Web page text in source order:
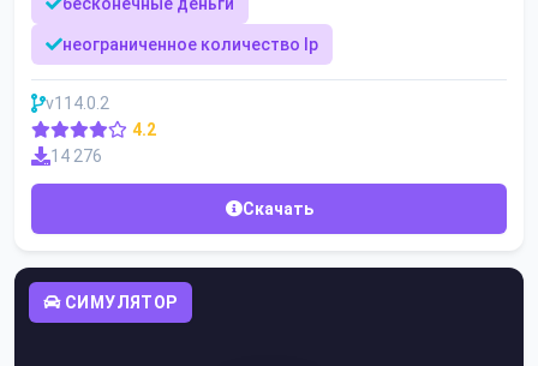
бесконечные деньги
неограниченное количество lp
v114.0.2
4.2
14 276
Скачать
СИМУЛЯТОР